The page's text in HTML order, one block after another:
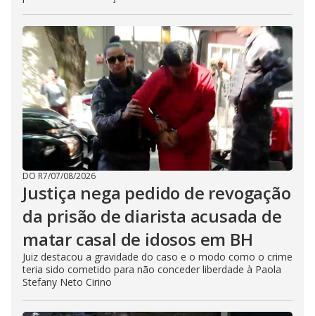
DO R7/07/08/2026
Justiça nega pedido de revogação
da prisão de diarista acusada de
matar casal de idosos em BH
Juiz destacou a gravidade do caso e o modo como o crime
teria sido cometido para não conceder liberdade à Paola
Stefany Neto Cirino